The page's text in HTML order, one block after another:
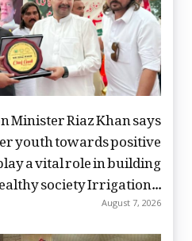
Minister Riaz Khan says
youth towards positive
a vital role in building
society Irrigation...
August 7, 2026